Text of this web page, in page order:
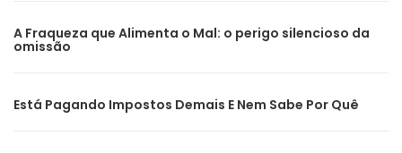
A Fraqueza que Alimenta o Mal: o perigo silencioso da
omissão
Está Pagando Impostos Demais E Nem Sabe Por Quê